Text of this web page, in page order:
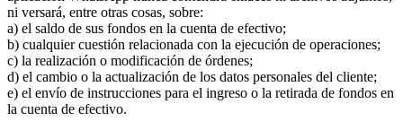
ni versará, entre otras cosas, sobre:
a) el saldo de sus fondos en la cuenta de efectivo;
b) cualquier cuestión relacionada con la ejecución de operaciones;
c) la realización o modificación de órdenes;
d) el cambio o la actualización de los datos personales del cliente;
e) el envío de instrucciones para el ingreso o la retirada de fondos en
la cuenta de efectivo.